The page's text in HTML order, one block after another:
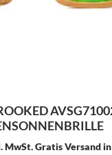
MwSt. Gratis Versand in